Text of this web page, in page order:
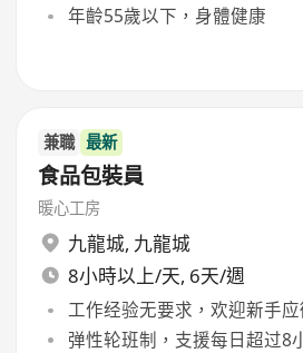
年齡55歲以下，身體健康
兼職 最新
食品包裝員
暖心工房
九龍城, 九龍城
8小時以上/天, 6天/週
工作经验无要求，欢迎新手应
弹性轮班制，支援每日超过8